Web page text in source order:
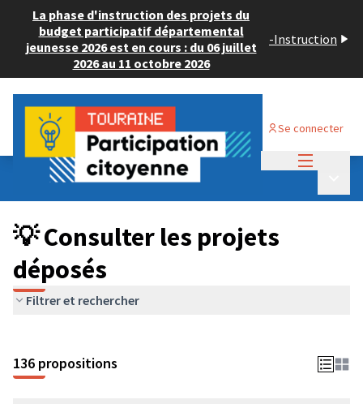
La phase d'instruction des projets du
budget participatif départemental
jeunesse 2026 est en cours : du 06 juillet
2026 au 11 octobre 2026
-Instruction
Se connecter
Budget Participatif JEUNESSE 2024
💡 Consulter les projets déposés
💡 Consulter les projets
déposés
Filtrer et rechercher
136 propositions